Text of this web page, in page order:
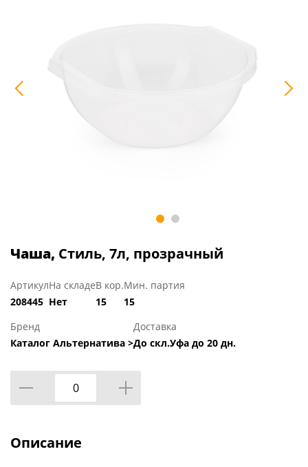
Чаша, Стиль, 7л, прозрачный
Артикул
208445
На складе
Нет
В кор.
15
Мин. партия
15
Бренд
Каталог Альтернатива >
Доставка
До скл.Уфа до 20 дн.
Описание